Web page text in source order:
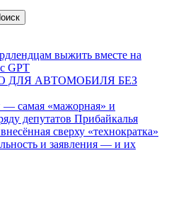
выжить вместе на
GPT
ДЛЯ АВТОМОБИЛЯ БЕЗ
— самая «мажорная» и
депутатов Прибайкалья
сверху «технократка»
и заявления — и их